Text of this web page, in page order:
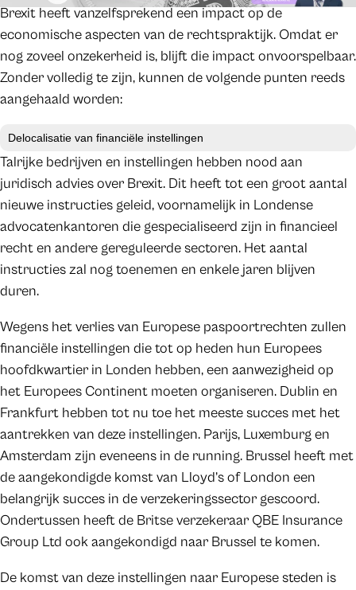
Brexit heeft vanzelfsprekend een impact op de
economische aspecten van de rechtspraktijk. Omdat er
nog zoveel onzekerheid is, blijft die impact onvoorspelbaar.
Zonder volledig te zijn, kunnen de volgende punten reeds
aangehaald worden:
Delocalisatie van financiële instellingen
Talrijke bedrijven en instellingen hebben nood aan
juridisch advies over Brexit. Dit heeft tot een groot aantal
nieuwe instructies geleid, voornamelijk in Londense
advocatenkantoren die gespecialiseerd zijn in financieel
recht en andere gereguleerde sectoren. Het aantal
instructies zal nog toenemen en enkele jaren blijven
duren.
Wegens het verlies van Europese paspoortrechten zullen
financiële instellingen die tot op heden hun Europees
hoofdkwartier in Londen hebben, een aanwezigheid op
het Europees Continent moeten organiseren. Dublin en
Frankfurt hebben tot nu toe het meeste succes met het
aantrekken van deze instellingen. Parijs, Luxemburg en
Amsterdam zijn eveneens in de running. Brussel heeft met
de aangekondigde komst van Lloyd’s of London een
belangrijk succes in de verzekeringssector gescoord.
Ondertussen heeft de Britse verzekeraar QBE Insurance
Group Ltd ook aangekondigd naar Brussel te komen.
De komst van deze instellingen naar Europese steden is